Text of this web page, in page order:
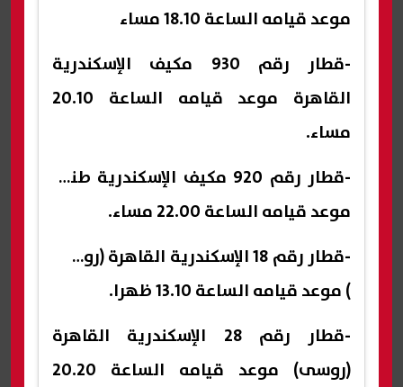
موعد قيامه الساعة 18.10 مساء
-قطار رقم 930 مكيف الإسكندرية
القاهرة موعد قيامه الساعة 20.10
مساء.
-قطار رقم 920 مكيف الإسكندرية طنطا
موعد قيامه الساعة 22.00 مساء.
-قطار رقم 18 الإسكندرية القاهرة (روسى
) موعد قيامه الساعة 13.10 ظهرا.
-قطار رقم 28 الإسكندرية القاهرة
(روسى) موعد قيامه الساعة 20.20